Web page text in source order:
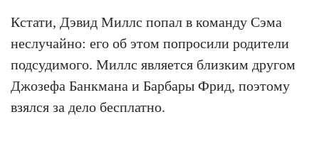
Кстати, Дэвид Миллс попал в команду Сэма
неслучайно: его об этом попросили родители
подсудимого. Миллс является близким другом
Джозефа Банкмана и Барбары Фрид, поэтому
взялся за дело бесплатно.